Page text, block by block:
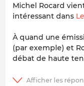
Michel Rocard
intéressant dans
À quand une
(par exemple) et
débat de haute